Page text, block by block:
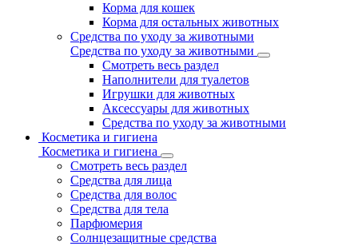
Корма для кошек
Корма для остальных животных
Средства по уходу за животными
Средства по уходу за животными
Смотреть весь раздел
Наполнители для туалетов
Игрушки для животных
Аксессуары для животных
Средства по уходу за животными
Косметика и гигиена
Косметика и гигиена
Смотреть весь раздел
Средства для лица
Средства для волос
Средства для тела
Парфюмерия
Солнцезащитные средства